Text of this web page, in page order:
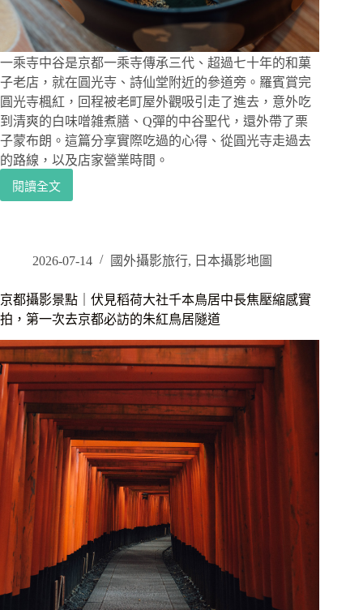
三
寺
全
景
點
一
次
收
藏
一乘寺中谷是京都一乘寺傳承三代、超過七十年的和菓
子老店，就在圓光寺、詩仙堂附近的參道旁。羅賓賞完
圓光寺楓紅，回程被老町屋外觀吸引走了進去，意外吃
到清爽的白味噌雑煮膳、Q彈的中谷聖代，還外帶了栗
子蒙布朗。這篇分享實際吃過的心得、從圓光寺走過去
的路線，以及店家營業時間。
閱讀全文
京
寺
谷
｜
賞
完
圓
光
楓
紅
意
外
撞
的
老
店，
2026-07-14 國外攝影旅行, 日本攝影地圖
京都攝影景點｜伏見稻荷大社千本鳥居中長焦壓縮感實
拍，第一次去京都必訪的朱紅鳥居隧道